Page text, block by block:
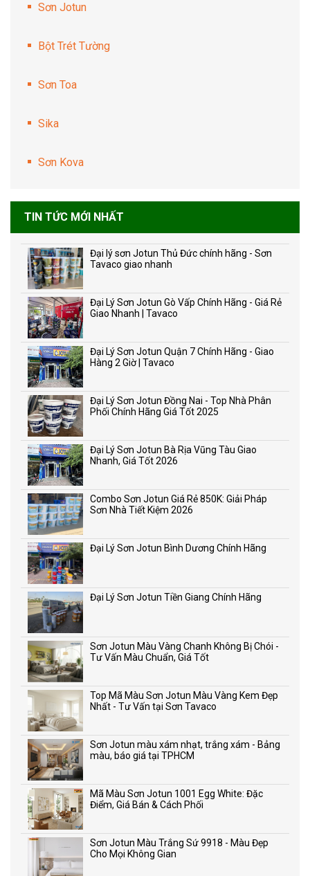
Sơn Jotun
Bột Trét Tường
Sơn Toa
Sika
Sơn Kova
TIN TỨC MỚI NHẤT
Đại lý sơn Jotun Thủ Đức chính hãng - Sơn
Tavaco giao nhanh
Đại Lý Sơn Jotun Gò Vấp Chính Hãng - Giá Rẻ
Giao Nhanh | Tavaco
Đại Lý Sơn Jotun Quận 7 Chính Hãng - Giao
Hàng 2 Giờ | Tavaco
Đại Lý Sơn Jotun Đồng Nai - Top Nhà Phân
Phối Chính Hãng Giá Tốt 2025
Đại Lý Sơn Jotun Bà Rịa Vũng Tàu Giao
Nhanh, Giá Tốt 2026
Combo Sơn Jotun Giá Rẻ 850K: Giải Pháp
Sơn Nhà Tiết Kiệm 2026
Đại Lý Sơn Jotun Bình Dương Chính Hãng
Đại Lý Sơn Jotun Tiền Giang Chính Hãng
Sơn Jotun Màu Vàng Chanh Không Bị Chói -
Tư Vấn Màu Chuẩn, Giá Tốt
Top Mã Màu Sơn Jotun Màu Vàng Kem Đẹp
Nhất - Tư Vấn tại Sơn Tavaco
Sơn Jotun màu xám nhạt, trắng xám - Bảng
màu, báo giá tại TPHCM
Mã Màu Sơn Jotun 1001 Egg White: Đặc
Điểm, Giá Bán & Cách Phối
Sơn Jotun Màu Trắng Sứ 9918 - Màu Đẹp
Cho Mọi Không Gian